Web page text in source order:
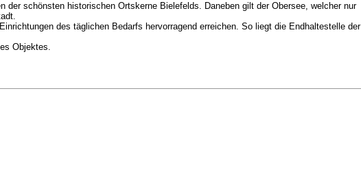
schönsten historischen Ortskerne Bielefelds. Daneben gilt der Obersee, welcher nur
des täglichen Bedarfs hervorragend erreichen. So liegt die Endhaltestelle der
Objektes.